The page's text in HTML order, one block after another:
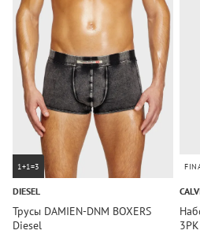
1+1=3
DIESEL
Трусы DAMIEN-DNM BOXERS
Diesel